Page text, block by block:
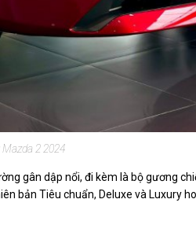
2 2024
gân dập nổi, đi kèm là bộ gương
bản Tiêu chuẩn, Deluxe và Luxury